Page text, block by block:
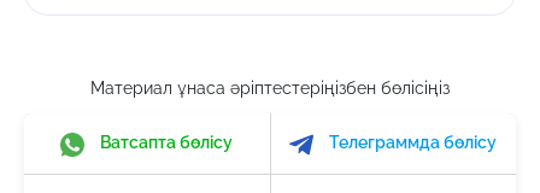
Материал ұнаса әріптестеріңізбен бөлісіңіз
Ватсапта бөлісу Телеграммда бөлісу